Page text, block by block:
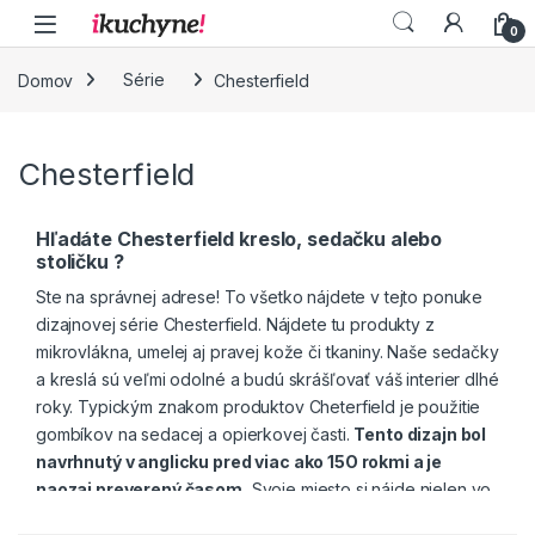
Skip to navigation
Skip to content
0
Domov Série Chesterfield
Chesterfield
Hľadáte Chesterfield kreslo, sedačku alebo
stoličku ?
Ste na správnej adrese! To všetko nájdete v tejto ponuke
dizajnovej série Chesterfield. Nájdete tu produkty z
mikrovlákna, umelej aj pravej kože či tkaniny. Naše sedačky
a kreslá sú veľmi odolné a budú skrášľovať váš interier dlhé
roky. Typickým znakom produktov Cheterfield je použitie
gombíkov na sedacej a opierkovej časti. Tento dizajn bol
navrhnutý v anglicku pred viac ako 15O rokmi a je
naozaj preverený časom. Svoje miesto si nájde nielen vo